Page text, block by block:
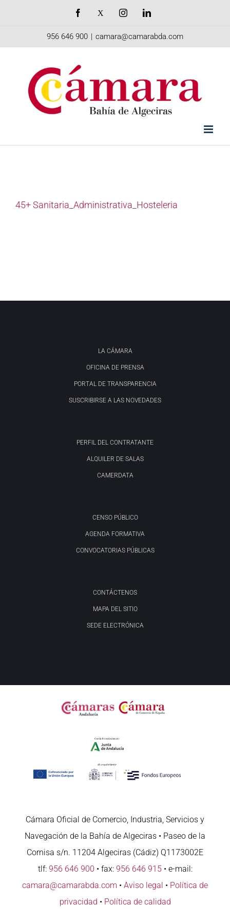
Facebook InstagramLinkedIn
956 646 900 | camara@camarabda.com
45+ Sanitaria_Administrativa_Hosteleria
LA CÁMARA
OFICINA DE PRENSA
PORTAL DE TRANSPARENCIA
SUSCRIBIRSE A LAS NOVEDADES
PERFIL DEL CONTRATANTE
ALQUILER DE SALAS
CAMERDATA
CENSO PÚBLICO
AGENDA FORMATIVA
CONVOCATORIAS PÚBLICAS
CONTÁCTENOS
MAPA DEL SITIO
SEDE ELECTRÓNICA
Cámara Oficial de Comercio, Industria, Servicios y
Navegación de la Bahía de Algeciras • Paseo de la
Cornisa s/n. 11204 Algeciras (Cádiz) Q1173002E
tlf: 956 646 900 • fax: 956 646 915• e-mail:
camara@camarabda.com • Aviso legal • Política de
privacidad • Política de calidad